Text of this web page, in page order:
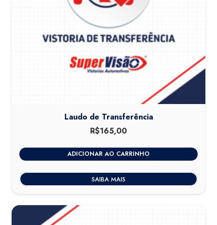
Laudo de Transferência
R$165,00
ADICIONAR AO CARRINHO
SAIBA MAIS